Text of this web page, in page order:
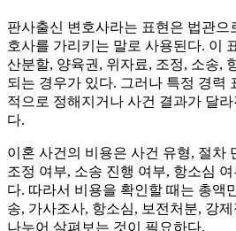
판사출신 변호사라는 표현은 법관으
호사를 가리키는 말로 사용된다. 이
산분할, 양육권, 위자료, 조정, 소송,
되는 경우가 있다. 그러나 특정 경력
적으로 정해지거나 사건 결과가 달
다.
이혼 사건의 비용은 사건 유형, 절차
조정 여부, 소송 진행 여부, 항소심
다. 따라서 비용을 확인할 때는 총액
송, 가사조사, 항소심, 보전처분, 강
나누어 살펴보는 것이 필요하다.